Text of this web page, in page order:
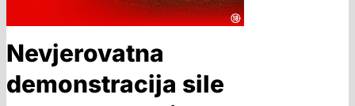
Nevjerovatna
demonstracija sile